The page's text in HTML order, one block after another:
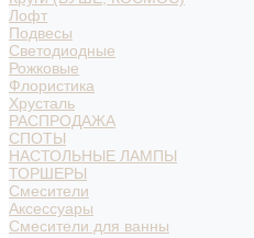
Лофт
Подвесы
Светодиодные
Рожковые
Флористика
Хрусталь
РАСПРОДАЖА
СПОТЫ
НАСТОЛЬНЫЕ ЛАМПЫ
ТОРШЕРЫ
Смесители
Аксессуары
Смесители для ванны